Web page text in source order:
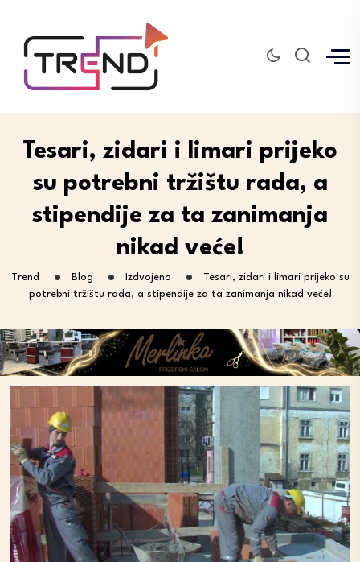
Tesari, zidari i limari prijeko
su potrebni tržištu rada, a
stipendije za ta zanimanja
nikad veće!
Trend Blog Izdvojeno
Tesari, zidari i limari prijeko su
potrebni tržištu rada, a stipendije za ta zanimanja nikad veće!